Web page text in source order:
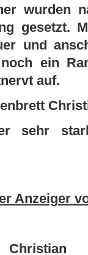
wurden
gesetzt.
und
ein
auf.
sehr
Anzeiger